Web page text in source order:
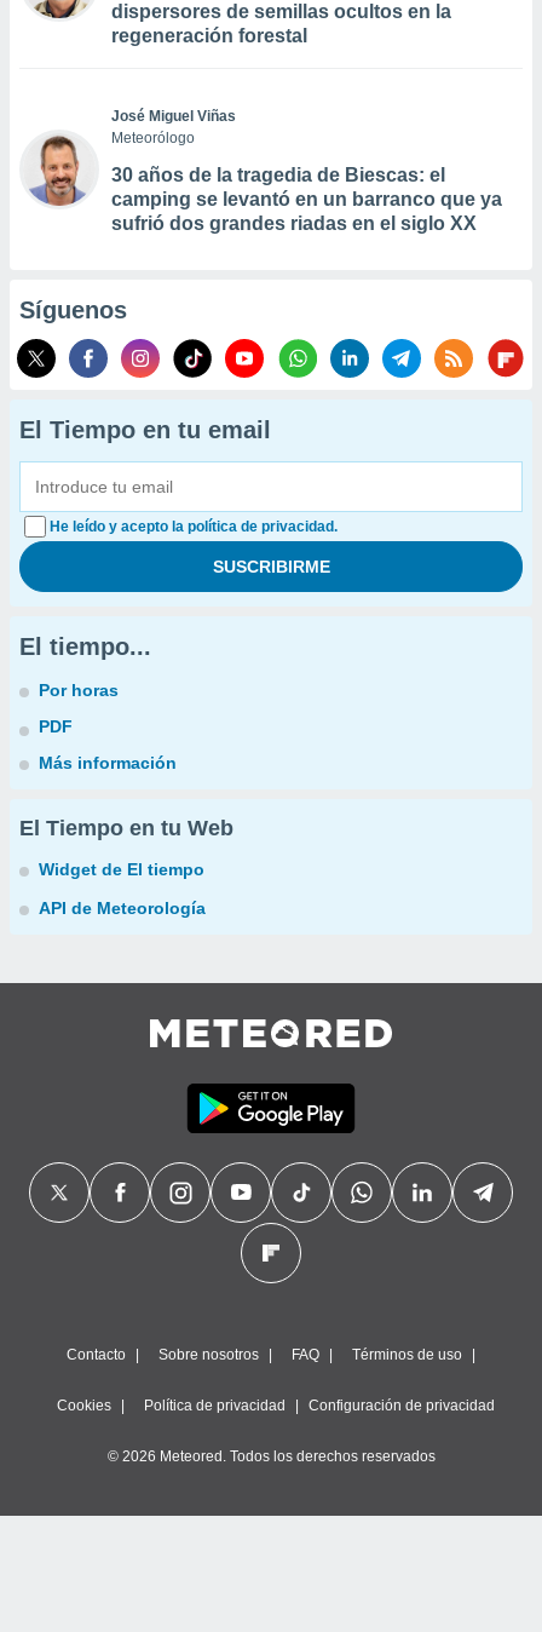
dispersores de semillas ocultos en la
regeneración forestal
José Miguel Viñas
Meteorólogo
30 años de la tragedia de Biescas: el
camping se levantó en un barranco que ya
sufrió dos grandes riadas en el siglo XX
Síguenos
El Tiempo en tu email
He leído y acepto la política de privacidad.
El tiempo...
Por horas
PDF
Más información
El Tiempo en tu Web
Widget de El tiempo
API de Meteorología
Contacto Sobre nosotros FAQ Términos de uso
Cookies Política de privacidad Configuración de privacidad
© 2026 Meteored. Todos los derechos reservados